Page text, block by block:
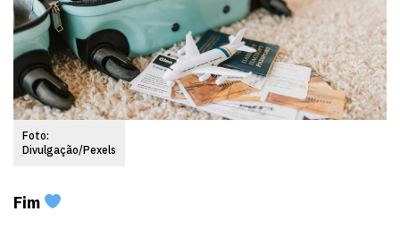
Foto:
Divulgação/Pexels
Fim